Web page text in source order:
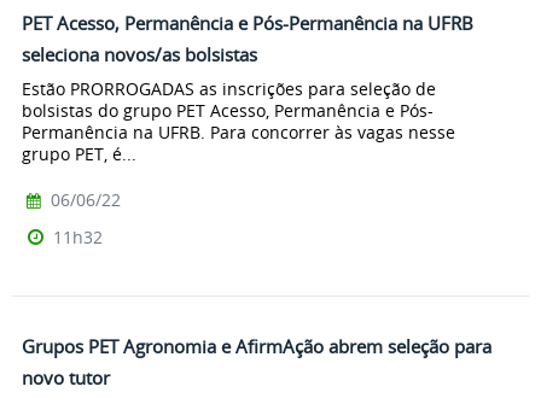
PET Acesso, Permanência e Pós-Permanência na UFRB
seleciona novos/as bolsistas
Estão PRORROGADAS as inscrições para seleção de
bolsistas do grupo PET Acesso, Permanência e Pós-
Permanência na UFRB. Para concorrer às vagas nesse
grupo PET, é...
06/06/22
11h32
Grupos PET Agronomia e AfirmAção abrem seleção para
novo tutor